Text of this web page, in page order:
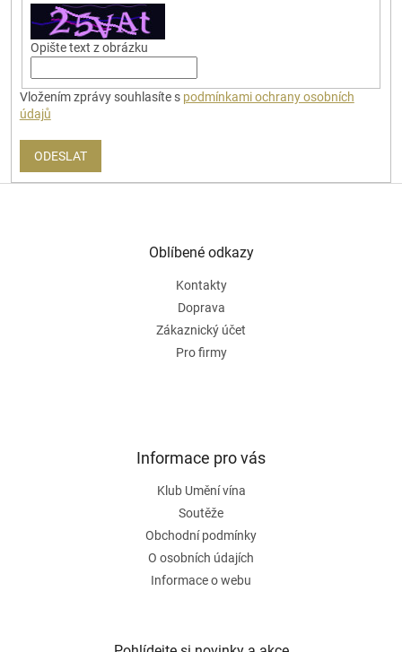
Opište text z obrázku
Vložením zprávy souhlasíte s podmínkami ochrany osobních
údajů
ODESLAT
Oblíbené odkazy
Kontakty
Doprava
Zákaznický účet
Pro firmy
Informace pro vás
Klub Umění vína
Soutěže
Obchodní podmínky
O osobních údajích
Informace o webu